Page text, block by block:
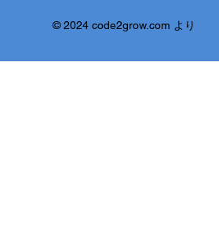
© 2024 code2grow.com より